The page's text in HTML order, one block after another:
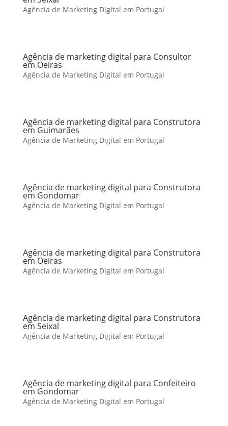
Agência de Marketing Digital em Portugal
Agência de marketing digital para Consultor
em Oeiras
Agência de Marketing Digital em Portugal
Agência de marketing digital para Construtora
em Guimarães
Agência de Marketing Digital em Portugal
Agência de marketing digital para Construtora
em Gondomar
Agência de Marketing Digital em Portugal
Agência de marketing digital para Construtora
em Oeiras
Agência de Marketing Digital em Portugal
Agência de marketing digital para Construtora
em Seixal
Agência de Marketing Digital em Portugal
Agência de marketing digital para Confeiteiro
em Gondomar
Agência de Marketing Digital em Portugal